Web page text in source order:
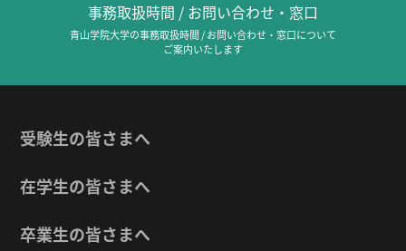
事務取扱時間 / お問い合わせ・窓口
青山学院大学の事務取扱時間 / お問い合わせ・窓口について
ご案内いたします
受験生の皆さまへ
在学生の皆さまへ
卒業生の皆さまへ